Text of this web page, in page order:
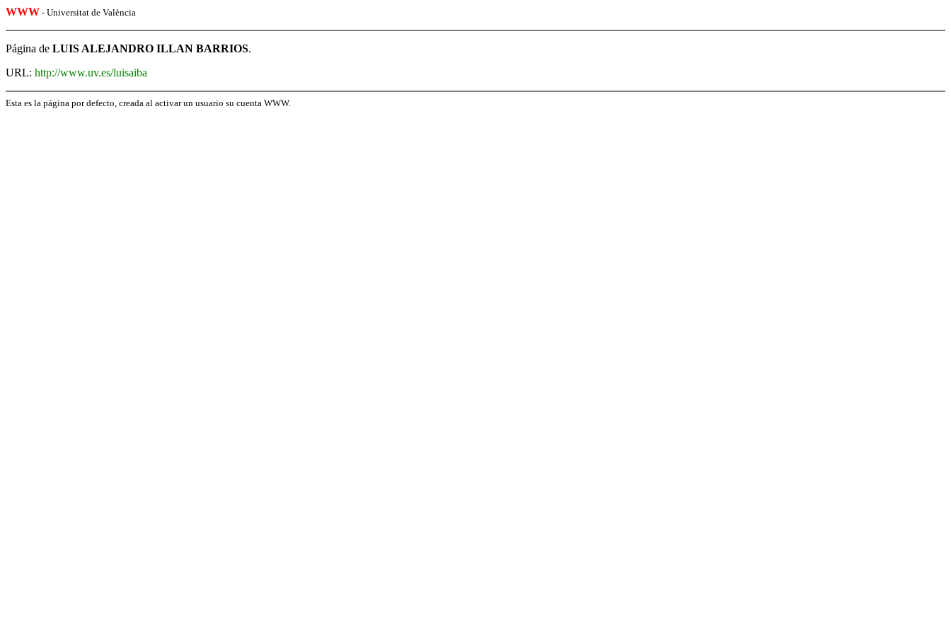
WWW - Universitat de València
Página de LUIS ALEJANDRO ILLAN BARRIOS.
URL: http://www.uv.es/luisaiba
Esta es la página por defecto, creada al activar un usuario su cuenta WWW.